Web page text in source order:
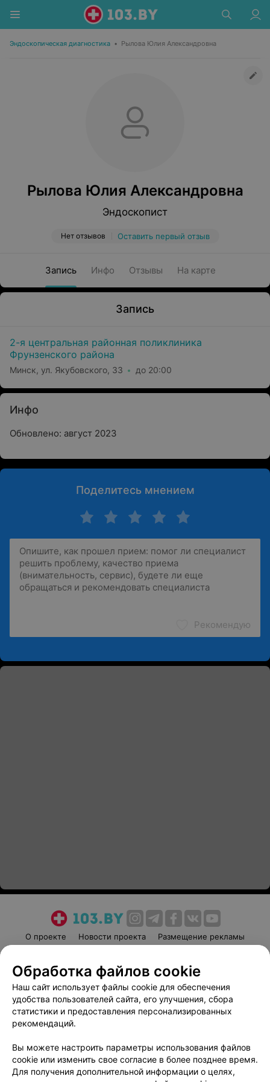
Эндоскопическая диагностика • Рылова Юлия Александровна
Рылова Юлия Александровна
Эндоскопист
Нет отзывов Оставить первый отзыв
Запись Инфо Отзывы На карте
Запись
2-я центральная районная поликлиника
Фрунзенского района
Минск, ул. Якубовского, 33 до 20:00
Инфо
Обновлено: август 2023
Поделитесь мнением
Рекомендую
О проекте Новости проекта
Размещение рекламы
Пользовательское соглашение
Способы оплаты
Вакансии
Партнеры
Написать руководителю 103.by
Обработка персональных данных
Обработка файлов cookie
Наш сайт использует файлы cookie для обеспечения
удобства пользователей сайта, его улучшения, сбора
статистики и предоставления персонализированных
рекомендаций.
Вы можете настроить параметры использования файлов
cookie или изменить свое согласие в более позднее время.
Для получения дополнительной информации о целях,